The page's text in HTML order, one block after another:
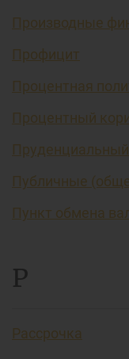
Производные
Профицит
Процентная
Процентный
Публичные
Пункт обмена
Р
Рассрочка